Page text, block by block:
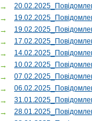
→
→
→
→
→
→
→
→
→
→